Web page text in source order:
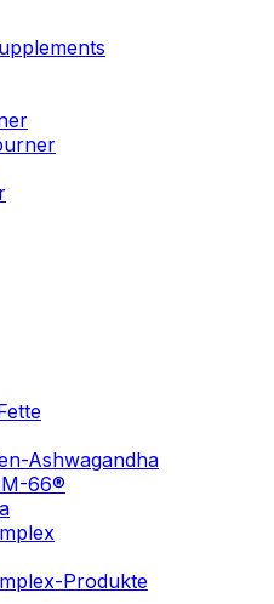
Ashwagandha
66®
Produkte